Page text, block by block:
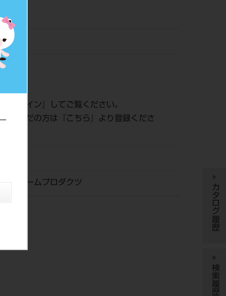
ログイン 』してご覧ください。
がまだの方は『
こちら 』より登録くださ
プホームプロダクツ カタログ履歴
検索履歴